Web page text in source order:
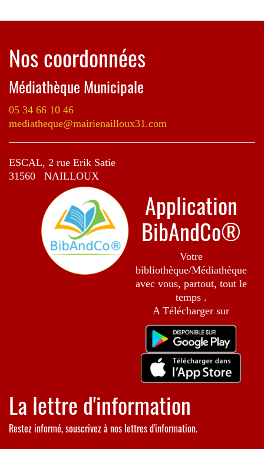
Nos coordonnées
Médiathèque Municipale
05 34 66 10 46
mediatheque@mairienailloux31.com
ESCAL, 2 rue Erik Satie
31560 NAILLOUX
Application
BibAndCo®
Votre
bibliothèque/Médiathèque
avec vous, partout, tout le
temps .
A Télécharger sur
La lettre d'information
Restez informé, souscrivez à nos lettres d'information.